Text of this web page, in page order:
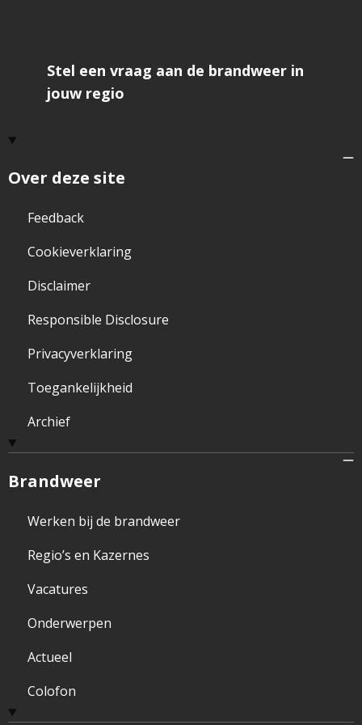
Over deze site
Feedback
Cookieverklaring
Disclaimer
Responsible Disclosure
Privacyverklaring
Toegankelijkheid
Archief
Brandweer
Werken bij de brandweer
Regio’s en Kazernes
Vacatures
Onderwerpen
Actueel
Colofon
Stel een vraag aan de brandweer in
jouw regio